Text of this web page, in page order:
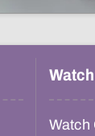
Watch